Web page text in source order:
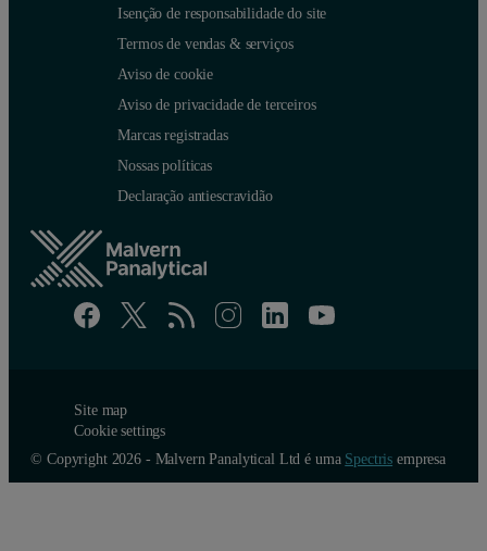
Isenção de responsabilidade do site
Termos de vendas & serviços
Aviso de cookie
Aviso de privacidade de terceiros
Marcas registradas
Nossas políticas
Declaração antiescravidão
Site map
Cookie settings
© Copyright 2026 - Malvern Panalytical Ltd é uma Spectris empresa